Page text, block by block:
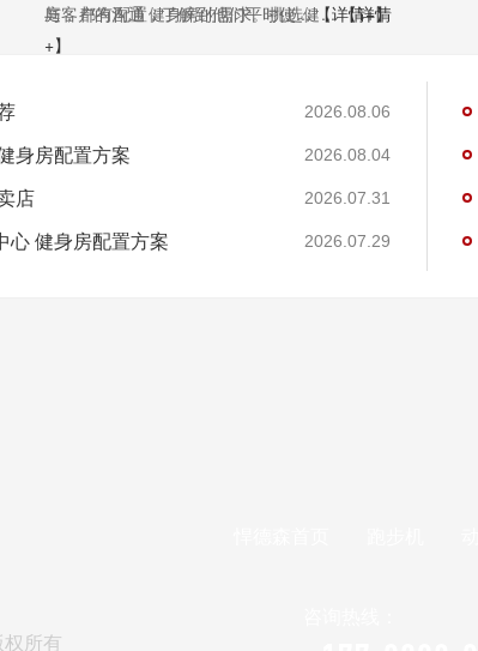
庭，都有配置健身房的需求。挑选健...【详情
+】
与客户的沟通，了解到他们平时使...【详情+】
2026.08.06
身房配置方案 2026.08.04
店 2026.07.31
心 健身房配置方案 2026.07.29
权所有